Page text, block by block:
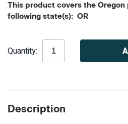
This product covers the
following state(s): OR
Stock:
Quantity:
Description